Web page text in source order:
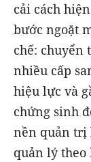
cải cách
bước ngoặt
chế: chuyển
nhiều cấp
hiệu lực và
chứng sinh
nền quản trị
quản lý